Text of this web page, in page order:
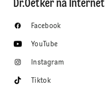
Dr.Oetker na Internet
Facebook
YouTube
Instagram
Tiktok